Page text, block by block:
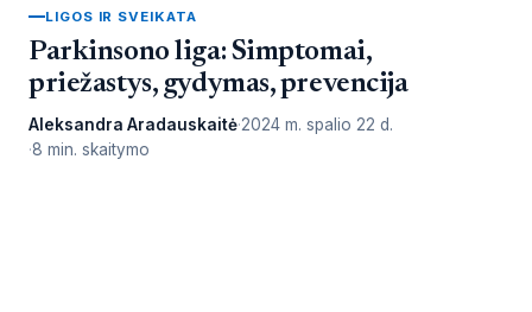
LIGOS IR SVEIKATA
Parkinsono liga: Simptomai,
priežastys, gydymas, prevencija
Aleksandra Aradauskaitė 2024 m. spalio 22 d.
8 min. skaitymo